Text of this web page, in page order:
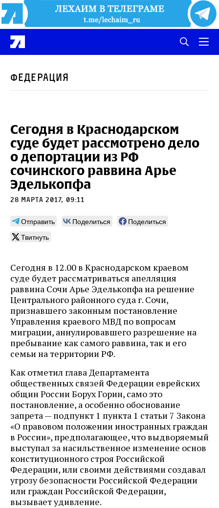
Федерация
Сегодня в Краснодарском
суде будет рассмотрено дело
о депортации из РФ
сочинского раввина Арье
Эделькопфа
28 марта 2017, 09:11
Отправить Поделиться
Поделиться
Твитнуть
Сегодня в 12.00 в Краснодарском краевом
суде будет рассматриваться апелляция
раввина Сочи Арье Эделькопфа на решение
Центрального районного суда г. Сочи,
признавшего законным постановление
Управления краевого МВД по вопросам
миграции, аннулировавшего разрешение на
пребывание как самого раввина, так и его
семьи на территории РФ.
Как отметил глава Департамента
общественных связей Федерации еврейских
общин России Борух Горин, само это
постановление, а особенно обоснование
запрета — подпункт 1 пункта 1 статьи 7 Закона
«О правовом положении иностранных граждан
в России», предполагающее, что выдворяемый
выступал за насильственное изменение основ
конституционного строя Российской
Федерации, или своими действиями создавал
угрозу безопасности Российской Федерации
или граждан Российской Федерации,
вызывает удивление.